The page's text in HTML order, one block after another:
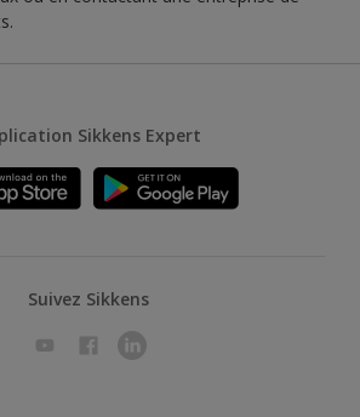
Sikkens Expert
Suivez Sikkens